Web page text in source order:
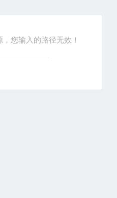
您输入的路径无效！